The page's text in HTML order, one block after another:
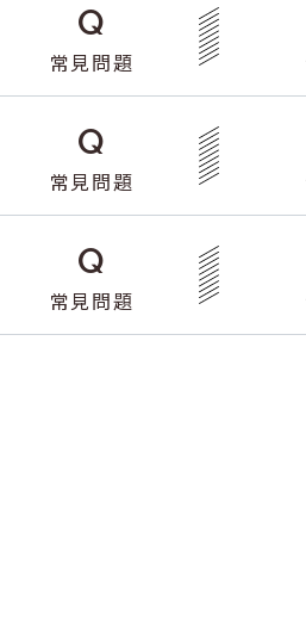
Q
常見問題
Q
常見問題
Q
常見問題